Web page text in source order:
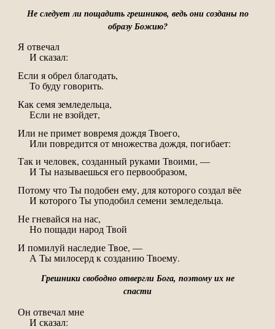
Не следует ли пощадить грешников, ведь они созданы по
образу Божию?
Я отвечал
И сказал:
Если я обрел благодать,
То буду говорить.
Как семя земледельца,
Если не взойдет,
Или не примет вовремя дождя Твоего,
Или повредится от множества дождя, погибает:
Так и человек, созданный руками Твоими, —
И Ты называешься его первообразом,
Потому что Ты подобен ему, для которого создал вёе
И которого Ты уподобил семени земледельца.
Не гневайся на нас,
Но пощади народ Твой
И помилуй наследие Твое, —
А Ты милосерд к созданию Твоему.
Грешники свободно отвергли Бога, поэтому их не
спасти
Он отвечал мне
И сказал: